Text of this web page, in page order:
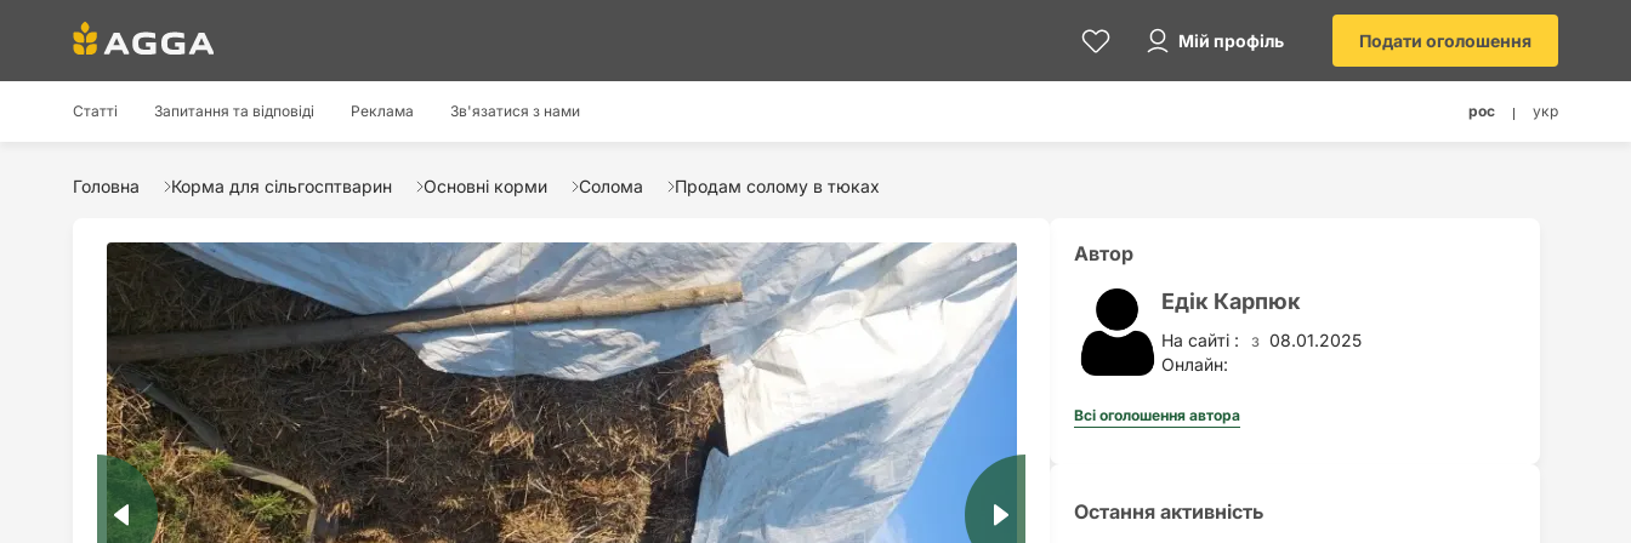
Мій профіль Подати оголошення
Статті Запитання та відповіді Реклама Зв'язатися з нами рос укр
Головна Корма для сільгосптварин Основні корми Солома Продам солому в тюках
Автор
Едік Карпюк
На сайті : з 08.01.2025
Онлайн:
Всі оголошення автора
Остання активність